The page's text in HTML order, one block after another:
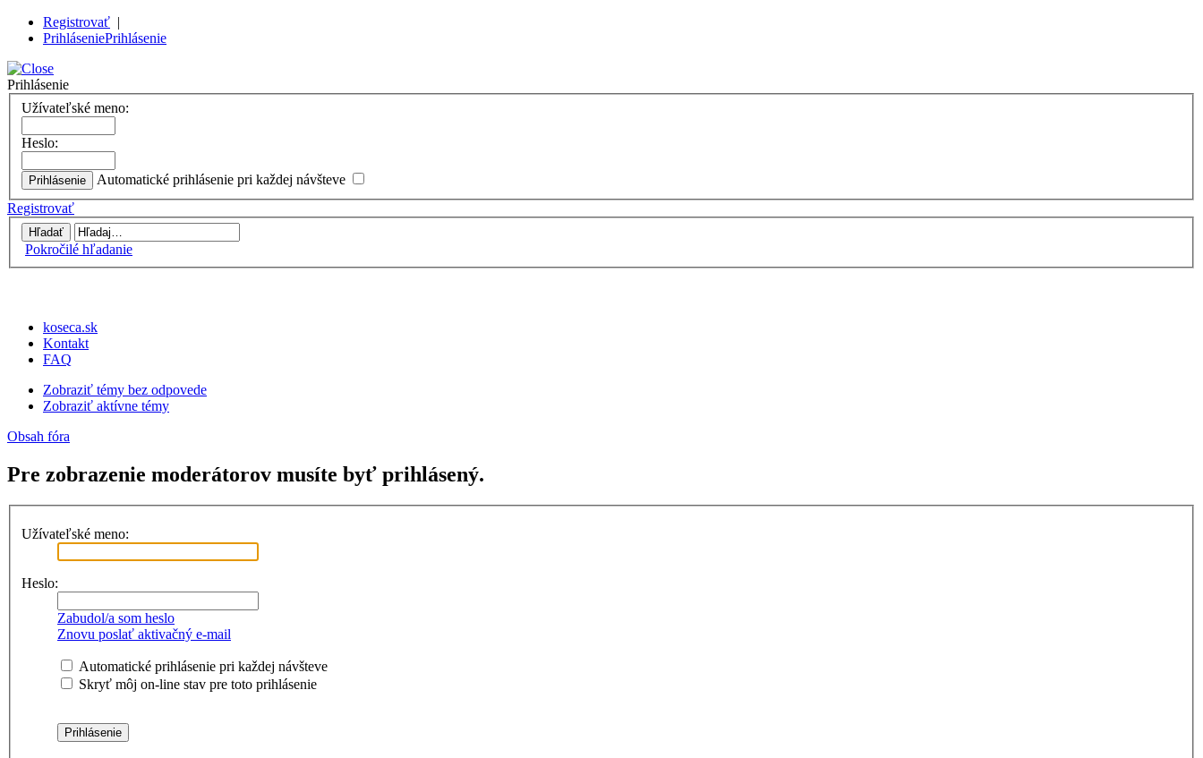
Registrovať |
PrihláseniePrihlásenie
Prihlásenie
Užívateľské meno:
Heslo:
Automatické prihlásenie pri každej návšteve
Registrovať
Pokročilé hľadanie
koseca.sk
Kontakt
FAQ
Zobraziť témy bez odpovede
Zobraziť aktívne témy
Obsah fóra
Pre zobrazenie moderátorov musíte byť prihlásený.
Užívateľské meno:
Heslo:
Zabudol/a som heslo
Znovu poslať aktivačný e-mail
Automatické prihlásenie pri každej návšteve
Skryť môj on-line stav pre toto prihlásenie